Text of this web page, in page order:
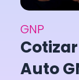
GNP
Auto